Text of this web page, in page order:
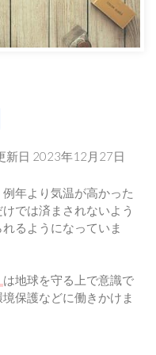
有
新日 2023年12月27日
年より気温が高かった
では済まされないよう
るようになっていま
は地球を守る上で意識で
保護などに働きかけま